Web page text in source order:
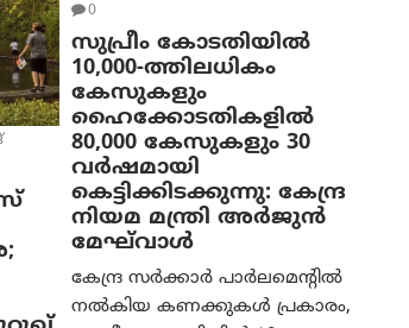
0
സുപ്രീം കോടതിയിൽ
10,000-ത്തിലധികം
കേസുകളും
ഹൈക്കോടതികളിൽ
80,000 കേസുകളും 30
വർഷമായി
കെട്ടിക്കിടക്കുന്നു: കേന്ദ്ര
നിയമ മന്ത്രി അര്‍ജുന്‍
മേഘ്‌വാള്‍
കേന്ദ്ര സർക്കാർ പാർലമെന്റിൽ
നൽകിയ കണക്കുകൾ പ്രകാരം,